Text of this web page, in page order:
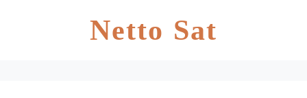
Netto Sat